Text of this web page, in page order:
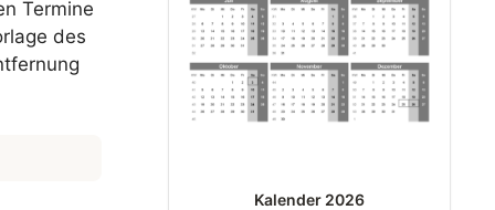
Termine
des
Kalender 2026